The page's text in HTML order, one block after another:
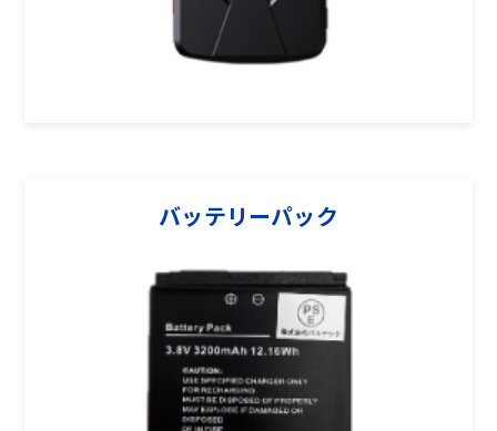
バッテリーパック